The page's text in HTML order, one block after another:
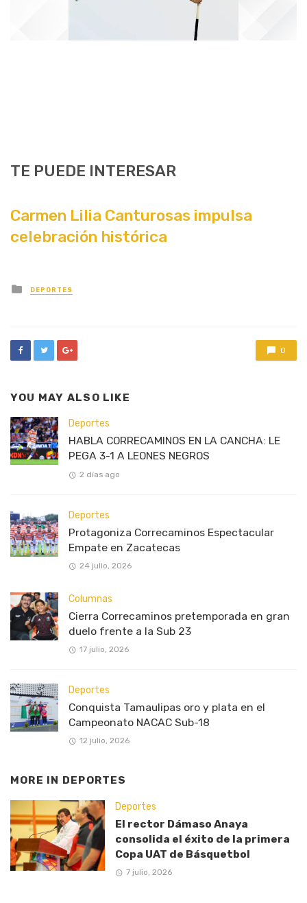
TE PUEDE INTERESAR
Carmen Lilia Canturosas impulsa
celebración histórica
Posted
in
DEPORTES
0
YOU MAY ALSO LIKE
Deportes
HABLA CORRECAMINOS EN LA CANCHA: LE
PEGA 3-1 A LEONES NEGROS
2 días ago
Deportes
Protagoniza Correcaminos Espectacular
Empate en Zacatecas
24 julio, 2026
Columnas
Cierra Correcaminos pretemporada en gran
duelo frente a la Sub 23
17 julio, 2026
Deportes
Conquista Tamaulipas oro y plata en el
Campeonato NACAC Sub-18
12 julio, 2026
MORE IN DEPORTES
Deportes
El rector Dámaso Anaya
consolida el éxito de la primera
Copa UAT de Básquetbol
7 julio, 2026